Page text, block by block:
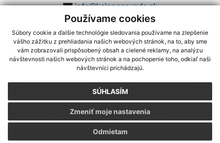
Používame cookies
Súbory cookie a ďalšie technológie sledovania používame na zlepšenie
vášho zážitku z prehliadania našich webových stránok, na to, aby sme
vám zobrazovali prispôsobený obsah a cielené reklamy, na analýzu
návštevnosti našich webových stránok a na pochopenie toho, odkiaľ naši
návštevníci prichádzajú.
SÚHLASÍM
Odmietam
Zmeniť moje nastavenia
info@ksinnazavada.sk
využite možnosť získavania aktuálnych informácií s využitím RSS
CMS systém (redakčný) systém ECHELON 2,Mapa stránok,web portál
webex.digital, s.r.o.,domény,registrácia domény
Posledná aktualizácia:07.08.2026
Vytlačiť stránku|Vyhlásenie o prístupnosti